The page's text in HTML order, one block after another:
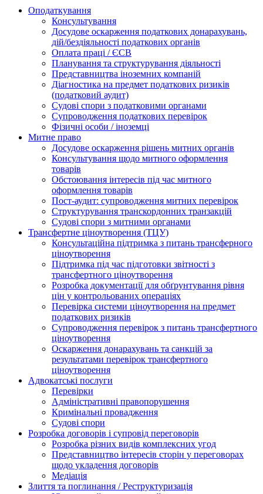
Оподаткування
Консультування
Досудове оскарження податкових донарахувань,
дій/бездіяльності податкових органів
Оплата праці / ЄСВ
Планування та структурування діяльності
Представництва іноземних компаній
Діагностика на предмет податкових ризиків
(податковий аудит)
Судові спори з податковими органами
Супроводження податкових перевірок
Фізичні особи / іноземці
Митне право
Досудове оскарження рішень митних органів
Консультування щодо митного оформлення
товарів
Обстоювання інтересів під час митного
оформлення товарів
Пост-аудит: супроводження митних перевірок
Структурування транскордонних транзакцій
Судові спори з митними органами
Трансфертне ціноутворення (ТЦУ)
Консультаційна підтримка з питань трансферного
ціноутворення
Підтримка під час підготовки звітності з
трансфертного ціноутворення
Розробка документації для обґрунтування рівня
цін у контрольованих операціях
Перевірка системи ціноутворення на предмет
податкових ризиків
Супроводження перевірок з питань трансфертного
ціноутворення
Оскарження донарахувань та санкцій за
результатами перевірок трансфертного
ціноутворення
Адвокатські послуги
Перевірки
Адміністративні правопорушення
Кримінальні провадження
Судові спори
Розробка договорів і супровід переговорів
Розробка різних видів комплексних угод
Представництво інтересів сторін у переговорах
щодо укладення договорів
Медіація
Злиття та поглинання / Реструктуризація